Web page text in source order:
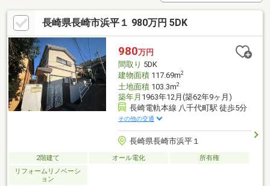
長崎県長崎市浜平１ 980万円 5DK
980万円
間取り 5DK
建物面積117.69m2
土地面積103.3m2
築年月 1963年12月(築62年9ヶ月)
長崎電軌本線 八千代町駅 徒歩5分
その他の交通
長崎県長崎市浜平１
2階建て オール電化
所有権
リフォームリノベーシ
ョン